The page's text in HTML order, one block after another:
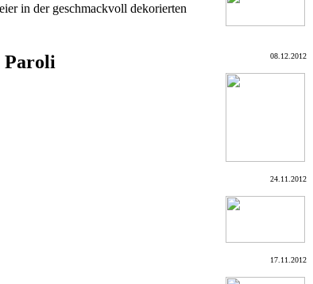
in der geschmackvoll dekorierten
08.12.2012
Paroli
24.11.2012
17.11.2012